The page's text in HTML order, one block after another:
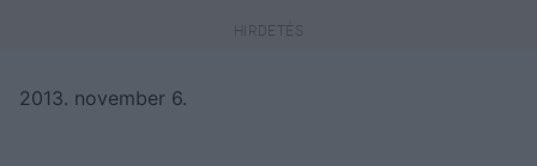
2013. november 6.